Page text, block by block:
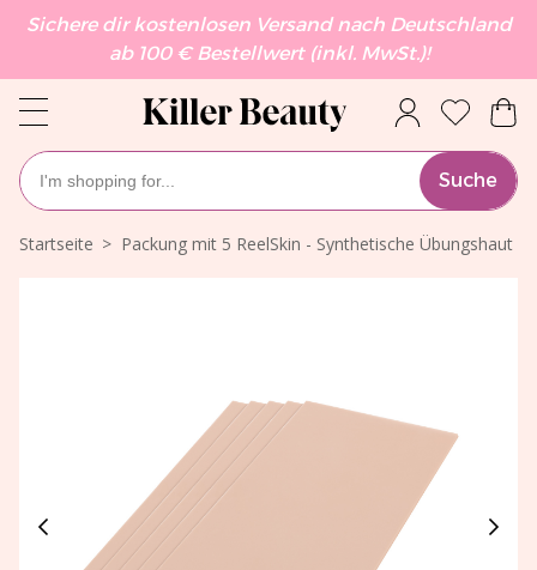
Sichere dir kostenlosen Versand nach Deutschland
ab 100 € Bestellwert (inkl. MwSt.)!
Suche
Startseite Packung mit 5 ReelSkin - Synthetische Übungshaut